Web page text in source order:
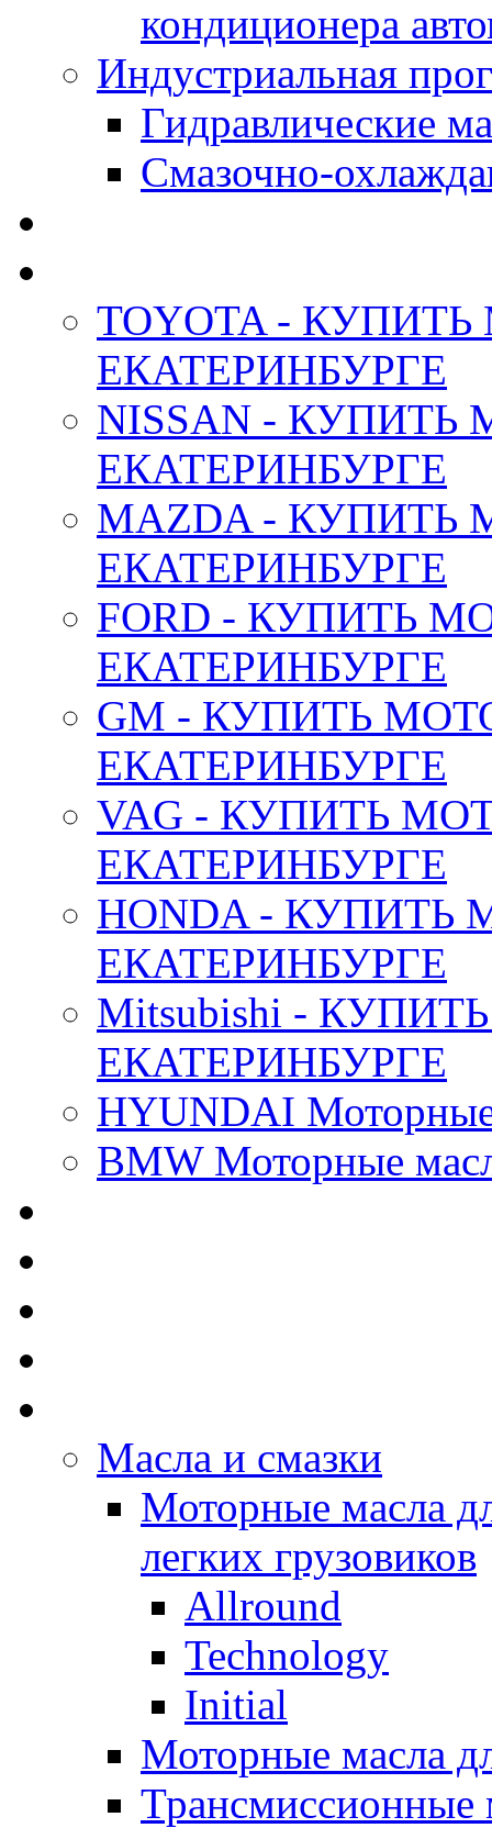
кондиционера
Индустриальная
Гидравлические
Смазочно-
TOYOTA -
ЕКАТЕРИНБУРГЕ
NISSAN -
ЕКАТЕРИНБУРГЕ
MAZDA -
ЕКАТЕРИНБУРГЕ
FORD - КУПИТЬ
ЕКАТЕРИНБУРГЕ
GM - КУПИТЬ
ЕКАТЕРИНБУРГЕ
VAG - КУПИТЬ
ЕКАТЕРИНБУРГЕ
HONDA -
ЕКАТЕРИНБУРГЕ
Mitsubishi -
ЕКАТЕРИНБУРГЕ
HYUNDAI
BMW Моторные
Масла и смазки
Моторные масла
легких грузовиков
Allround
Technology
Initial
Моторные масла
Трансмиссионные